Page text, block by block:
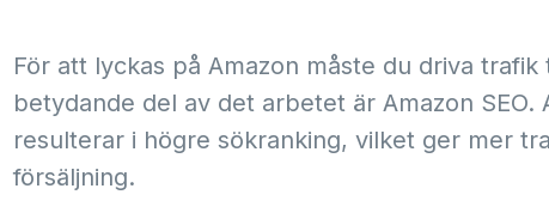
För att lyckas på Amazon måste du driva
betydande del av det arbetet är Amazon SEO.
resulterar i högre sökranking, vilket ger mer
försäljning.